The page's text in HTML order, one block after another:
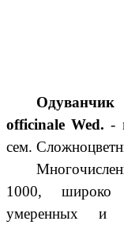
Одуванчик
officinale Wed. -
сем.
1000, широко
умеренных и